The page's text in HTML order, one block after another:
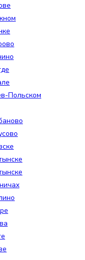
Польском